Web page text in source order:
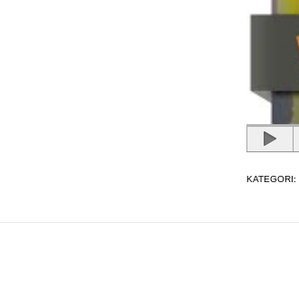
KATEGORI: